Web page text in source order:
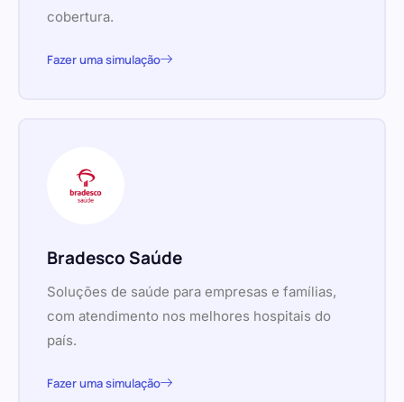
cobertura.
Fazer uma simulação
Bradesco Saúde
Soluções de saúde para empresas e famílias,
com atendimento nos melhores hospitais do
país.
Fazer uma simulação